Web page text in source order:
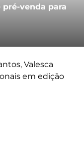
pré-venda para